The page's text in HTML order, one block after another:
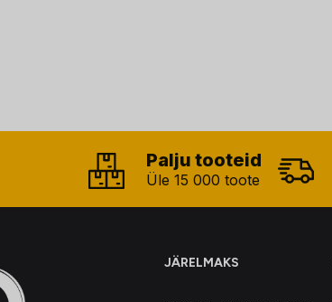
Palju tooteid
Üle 15 000 toote
JÄRELMAKS